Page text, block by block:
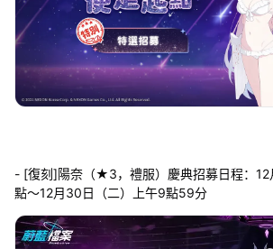
- [復刻]陽奈（★3，禮服）慶典招募日程：12
點～12月30日（二）上午9點59分